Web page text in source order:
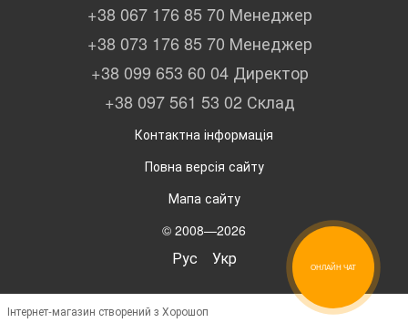
+38 067 176 85 70 Менеджер
+38 073 176 85 70 Менеджер
+38 099 653 60 04 Директор
+38 097 561 53 02 Склад
Контактна інформація
Повна версія сайту
Мапа сайту
© 2008—2026
Рус Укр
Інтернет-магазин створений з Хорошоп
ОНЛАЙН ЧАТ